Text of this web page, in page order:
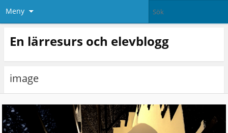
Meny
En lärresurs och elevblogg
image